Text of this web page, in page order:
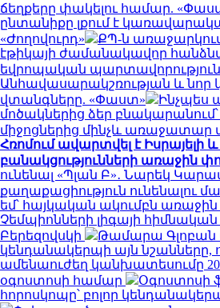
ճեղքերը փակելու համար.
ընտանիքը լքում է
«Ժողովուրդ»
ՔՊ-ն
էթիկայի ժամանակավոր
եվրոպական
Անհավասարակշռության և նոր
վտանգները. «Փաստ»
Ինչպես
մոծակներից ձեր
միջոցներից մինչև առաջատար
Հռոմում ավարտվել է Իսրայելի
բանակցությունների առաջին
ունենալ «Պլան Բ»․ Նարեկ
քաղաքացիություն ունենալու
եմ՝ հայկական ակումբն
Չեմպիոնների լիգայի հիմնական
Բերեզովսկի
Թամարա Գլոբան
կենդանակերպի այն նշանները,
ամենաուժեղ կանխատեսումը
օգոստոսի համար
Օգոստոսի
հորոսկոպը՝ բոլոր